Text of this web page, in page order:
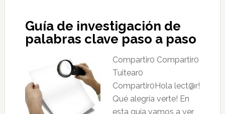
Guía de investigación de
palabras clave paso a paso
Compartir0 Compartir0
Tuitear0
Compartir0Hola lect@r!
Qué alegría verte! En
esta guía vamos a ver